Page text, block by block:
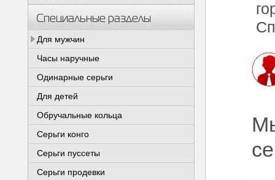
Специальные разделы
Для мужчин
Часы наручные
Одинарные серьги
Для детей
Обручальные кольца
Серьги конго
Серьги пуссеты
Серьги продевки